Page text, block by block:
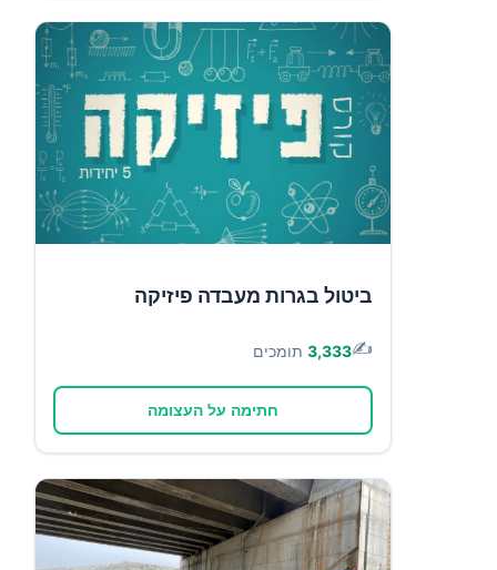
ביטול בגרות מעבדה פיזיקה
✍️
3,333 תומכים
חתימה על העצומה